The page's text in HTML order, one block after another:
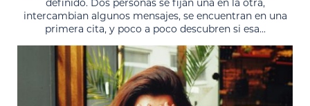
intercambian algunos mensajes, se encuentran en una
primera cita, y poco a poco descubren si esa...